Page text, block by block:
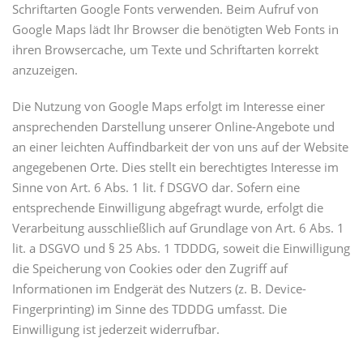
Schriftarten Google Fonts verwenden. Beim Aufruf von
Google Maps lädt Ihr Browser die benötigten Web Fonts in
ihren Browsercache, um Texte und Schriftarten korrekt
anzuzeigen.
Die Nutzung von Google Maps erfolgt im Interesse einer
ansprechenden Darstellung unserer Online-Angebote und
an einer leichten Auffindbarkeit der von uns auf der Website
angegebenen Orte. Dies stellt ein berechtigtes Interesse im
Sinne von Art. 6 Abs. 1 lit. f DSGVO dar. Sofern eine
entsprechende Einwilligung abgefragt wurde, erfolgt die
Verarbeitung ausschließlich auf Grundlage von Art. 6 Abs. 1
lit. a DSGVO und § 25 Abs. 1 TDDDG, soweit die Einwilligung
die Speicherung von Cookies oder den Zugriff auf
Informationen im Endgerät des Nutzers (z. B. Device-
Fingerprinting) im Sinne des TDDDG umfasst. Die
Einwilligung ist jederzeit widerrufbar.